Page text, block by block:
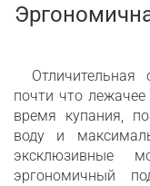
почти что
время купания,
воду и
эксклюзивные
эргономичный